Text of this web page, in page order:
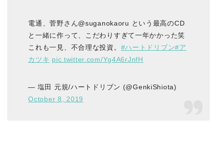
電通、菅野さん@suganokaoru という最高のCD
と一緒に作って、こだわりすぎて一年かかった笑
これも一見、不合理な投資。 #ハートドリブン#ア
カツキ pic.twitter.com/Yg4A6rJnfH
— 塩田 元規/ハートドリブン (@GenkiShiota)
October 8, 2019